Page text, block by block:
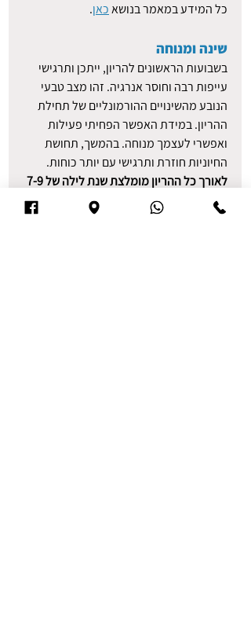
כל המידע במאמר בנושא כאן.
שינה ומנוחה
בשבועות הראשונים להריון, ייתכן ותרגישי
עייפות רבה וחוסר אנרגיה. זהו מצב טבעי
הנובע מהשינויים ההורמונליים של תחילת
ההריון. במידת האפשר הפחיתי פעילות
ואפשרי לעצמך מנוחה. בהמשך, תחושת
החיוניות חוזרת ותרגישי עם יותר כוחות.
שעות.